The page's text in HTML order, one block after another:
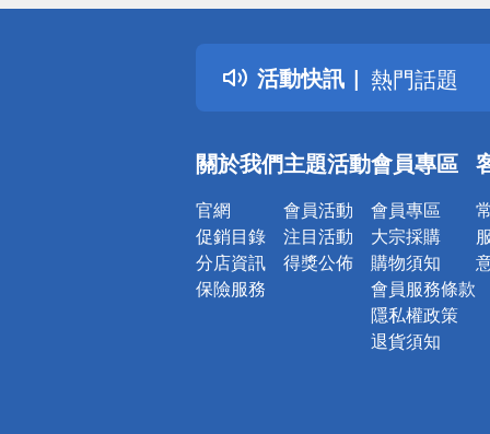
活動快訊
詐騙網頁！
得獎公告
熱門話題
銀行優惠
詐騙網頁！
關於我們
官網
促銷目錄
分店資訊
保險服務
主題活動
會員活動
注目活動
得獎公佈
會員專區
會員專區
大宗採購
購物須知
會員服務條款
隱私權政策
退貨須知